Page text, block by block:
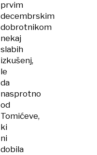
prvim
decembrskim
dobrotnikom
nekaj
slabih
izkušenj,
le
da
nasprotno
od
Tomićeve,
ki
ni
dobila